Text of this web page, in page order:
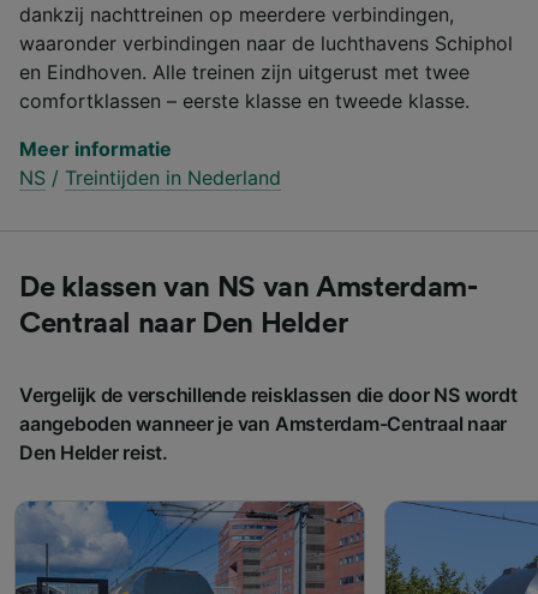
dankzij nachttreinen op meerdere verbindingen,
waaronder verbindingen naar de luchthavens Schiphol
en Eindhoven. Alle treinen zijn uitgerust met twee
comfortklassen – eerste klasse en tweede klasse.
Meer informatie
NS / Treintijden in Nederland
De klassen van NS van Amsterdam-
Centraal naar Den Helder
Vergelijk de verschillende reisklassen die door NS wordt
aangeboden wanneer je van Amsterdam-Centraal naar
Den Helder reist.